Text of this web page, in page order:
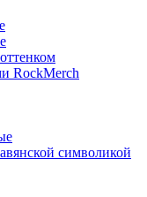
RockMerch
символикой